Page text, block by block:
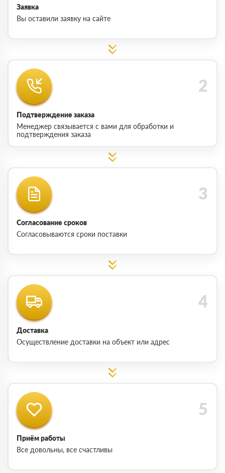
Заявка
Вы оставили заявку на сайте
Подтверждение заказа
Менеджер связывается с вами для обработки и
подтверждения заказа
Согласование сроков
Согласовываются сроки поставки
Доставка
Осуществление доставки на объект или адрес
Приём работы
Все довольны, все счастливы